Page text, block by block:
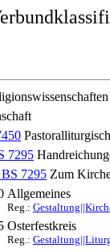
7295
7295 Zum
Allgemeines
Reg.:
Osterfestkreis
Reg.: